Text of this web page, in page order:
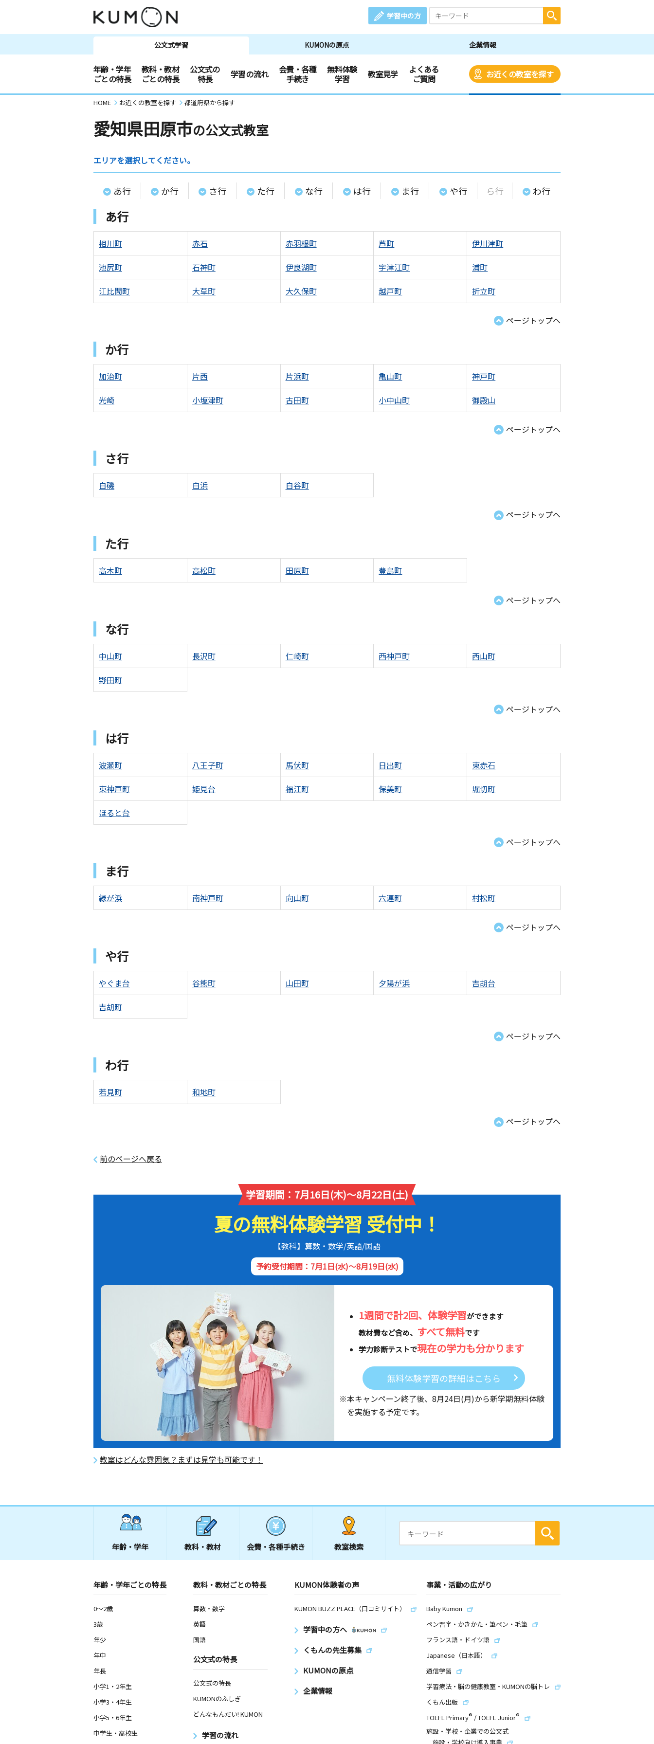
学習中の方
公文式学習 KUMONの原点 企業情報
年齢・学年
ごとの特長
教科・教材
ごとの特長
公文式の
特長
学習の流れ
会費・各種
手続き
無料体験
学習
教室見学
よくある
ご質問
お近くの教室を探す
HOME お近くの教室を探す 都道府県から探す
愛知県田原市の公文式教室
エリアを選択してください。
あ行 か行 さ行 た行 な行 は行 ま行 や行 ら行 わ行
あ行
相川町 赤石 赤羽根町 芦町 伊川津町
池尻町 石神町 伊良湖町 宇津江町 浦町
江比間町 大草町 大久保町 越戸町 折立町
ページトップへ
か行
加治町 片西 片浜町 亀山町 神戸町
光崎 小塩津町 古田町 小中山町 御殿山
ページトップへ
さ行
白磯 白浜 白谷町
ページトップへ
た行
高木町 高松町 田原町 豊島町
ページトップへ
な行
中山町 長沢町 仁崎町 西神戸町 西山町
野田町
ページトップへ
は行
波瀬町 八王子町 馬伏町 日出町 東赤石
東神戸町 姫見台 福江町 保美町 堀切町
ほると台
ページトップへ
ま行
緑が浜 南神戸町 向山町 六連町 村松町
ページトップへ
や行
やぐま台 谷熊町 山田町 夕陽が浜 吉胡台
吉胡町
ページトップへ
わ行
若見町 和地町
ページトップへ
前のページへ戻る
学習期間：7月16日(木)～8月22日(土)
夏の無料体験学習 受付中！
【教科】算数・数学/英語/国語
予約受付期間：7月1日(水)～8月19日(水)
1週間で計2回、体験学習ができます
教材費など含め、 すべて無料です
学力診断テストで現在の学力も分かります
無料体験学習の詳細はこちら
※本キャンペーン終了後、 8月24日(月)から新学期無料体験
を実施する予定です。
教室はどんな雰囲気？まずは見学も可能です！
年齢・学年 教科・教材 会費・ 各種手続き 教室検索
年齢・学年ごとの特長
0～2歳
3歳
年少
年中
年長
小学1・2年生
小学3・4年生
小学5・6年生
中学生・高校生
教科・教材ごとの特長
算数・数学
英語
国語
公文式の特長
公文式の特長
KUMONのふしぎ
どんなもんだい! KUMON
学習の流れ
KUMON体験者の声
KUMON BUZZ PLACE（口コミサイト）
学習中の方へ
くもんの先生募集
KUMONの原点
企業情報
事業・活動の広がり
Baby Kumon
ペン習字・かきかた・筆ペン・毛筆
フランス語・ドイツ語
Japanese（日本語）
通信学習
学習療法・脳の健康教室・KUMONの脳トレ
くもん出版
TOEFL Primary® /TOEFL Junior®
施設・学校・企業での公文式